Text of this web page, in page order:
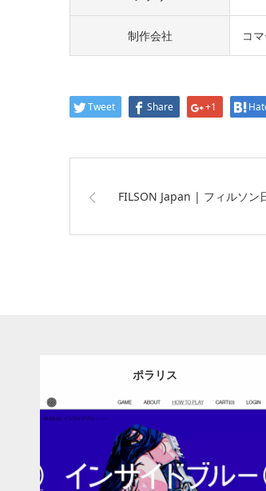
制作会社 コ
Tweet Share +1
FILSON Japan | フィルソン
ポラリス
Update:2023.09.22
Category:ゲーム